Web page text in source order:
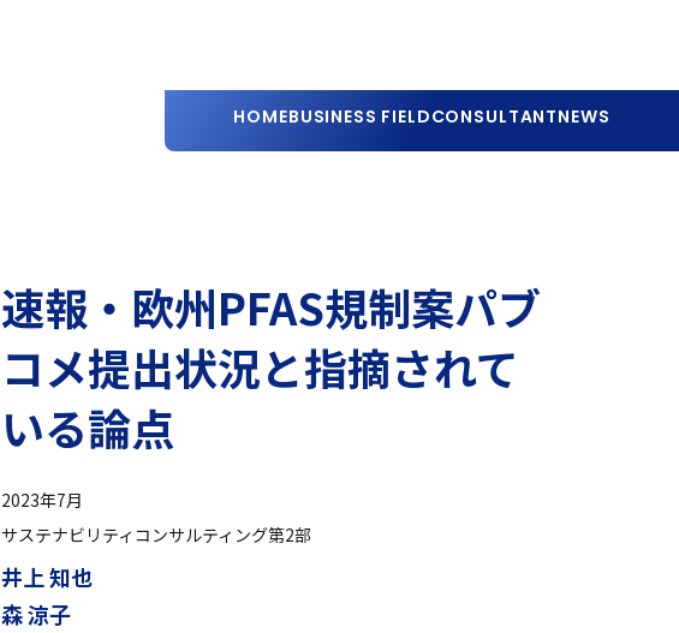
HOMEBUSINESS FIELDCONSULTANTNEWS
速報・欧州PFAS規制案パブ
コメ提出状況と指摘されて
いる論点
2023年7月
サステナビリティコンサルティング第2部
井上 知也
森 涼子